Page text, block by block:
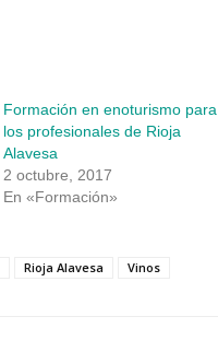
Formación en enoturismo para
los profesionales de Rioja
Alavesa
2 octubre, 2017
En «Formación»
Rioja Alavesa Vinos